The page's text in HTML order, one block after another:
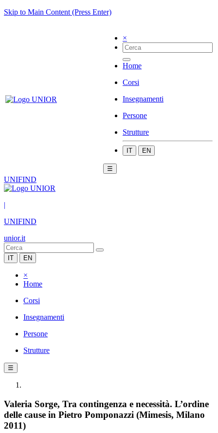
Skip to Main Content (Press Enter)
×
Home
Corsi
Insegnamenti
Persone
Strutture
IT EN
☰
UNIFIND
|
UNIFIND
unior.it
IT EN
×
Home
Corsi
Insegnamenti
Persone
Strutture
☰
Valeria Sorge, Tra contingenza e necessità. L’ordine
delle cause in Pietro Pomponazzi (Mimesis, Milano
2011)